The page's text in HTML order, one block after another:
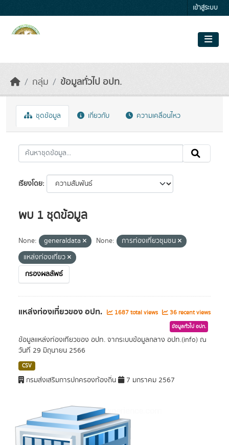
เข้าสู่ระบบ
กลุ่ม ข้อมูลทั่วไป อปท.
ชุดข้อมูล เกี่ยวกับ ความเคลื่อนไหว
เรียงโดย
พบ 1 ชุดข้อมูล
None: generaldata None:
การท่องเที่ยวชุมชน
แหล่งท่องเที่ยว
กรองผลลัพธ์
แหล่งท่องเที่ยวของ อปท. 1687 total views 36 recent views
ข้อมูลทั่วไป อปท.
ข้อมูลแหล่งท่องเทียวของ อปท. จากระบบข้อมูลกลาง อปท.(info) ณ
วันที่ 29 มิถุนายน 2566
CSV
กรมส่งเสริมการปกครองท้องถิ่น 7 มกราคม 2567